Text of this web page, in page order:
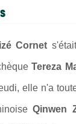
Cornet
Tereza
elle n'a
Qinwen